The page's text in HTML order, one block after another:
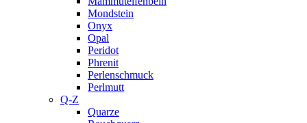
Mondstein
Onyx
Opal
Peridot
Phrenit
Perlenschmuck
Perlmutt
Q-Z
Quarze